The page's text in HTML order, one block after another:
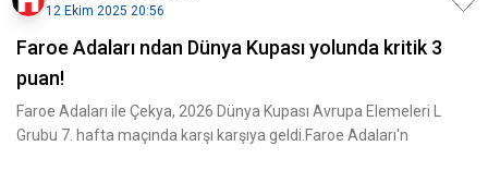
12 Ekim 2025 20:56
Faroe Adaları ndan Dünya Kupası yolunda kritik 3
puan!
Faroe Adaları ile Çekya, 2026 Dünya Kupası Avrupa Elemeleri L
Grubu 7. hafta maçında karşı karşıya geldi.Faroe Adaları'n